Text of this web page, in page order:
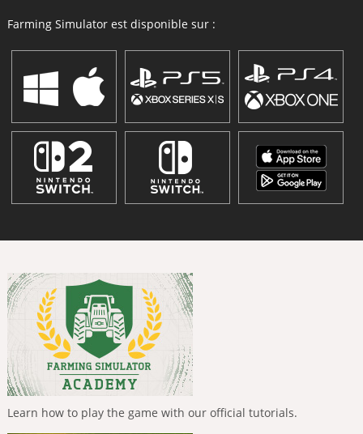
Farming Simulator est disponible sur :
Learn how to play the game with our official tutorials.